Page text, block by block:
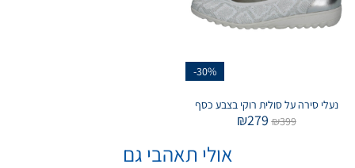
-30%
נעלי סירה על סולית רוקי בצבע כסף
₪399
₪279
אולי תאהבי גם